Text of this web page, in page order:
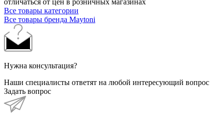
Все товары категории
Все товары бренда Maytoni
Нужна консультация?
Наши специалисты ответят на любой интересующий вопрос
Задать вопрос